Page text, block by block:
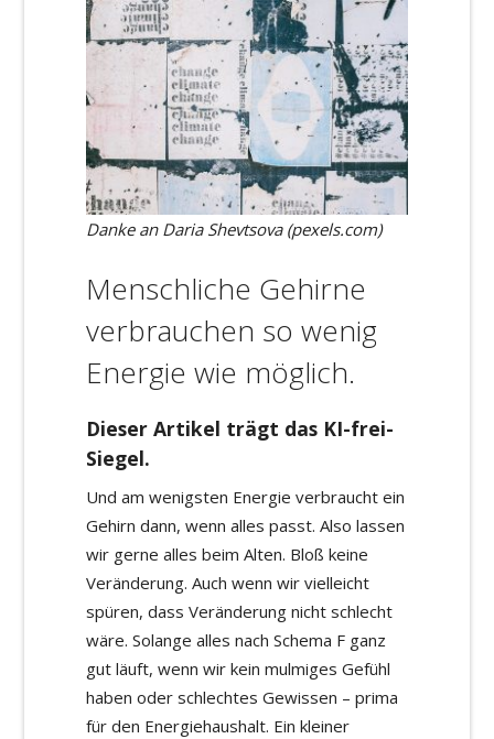
Danke an Daria Shevtsova (pexels.com)
Menschliche Gehirne
verbrauchen so wenig
Energie wie möglich.
Dieser Artikel trägt das KI-frei-
Siegel.
Und am wenigsten Energie verbraucht ein
Gehirn dann, wenn alles passt. Also lassen
wir gerne alles beim Alten. Bloß keine
Veränderung. Auch wenn wir vielleicht
spüren, dass Veränderung nicht schlecht
wäre. Solange alles nach Schema F ganz
gut läuft, wenn wir kein mulmiges Gefühl
haben oder schlechtes Gewissen – prima
für den Energiehaushalt. Ein kleiner